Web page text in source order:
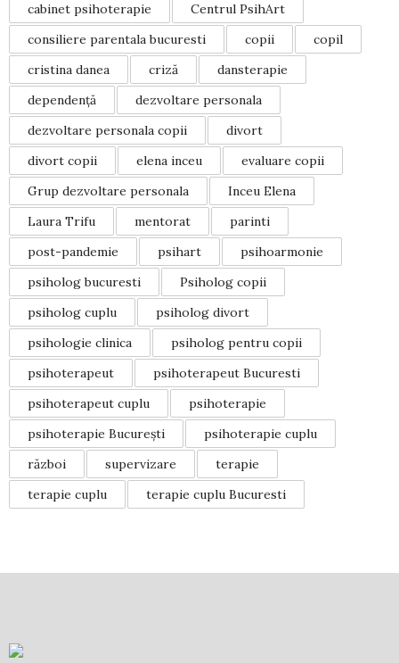
cabinet psihoterapie
Centrul PsihArt
consiliere parentala bucuresti
copii
copil
cristina danea
criză
dansterapie
dependență
dezvoltare personala
dezvoltare personala copii
divort
divort copii
elena inceu
evaluare copii
Grup dezvoltare personala
Inceu Elena
Laura Trifu
mentorat
parinti
post-pandemie
psihart
psihoarmonie
psiholog bucuresti
Psiholog copii
psiholog cuplu
psiholog divort
psihologie clinica
psiholog pentru copii
psihoterapeut
psihoterapeut Bucuresti
psihoterapeut cuplu
psihoterapie
psihoterapie București
psihoterapie cuplu
război
supervizare
terapie
terapie cuplu
terapie cuplu Bucuresti